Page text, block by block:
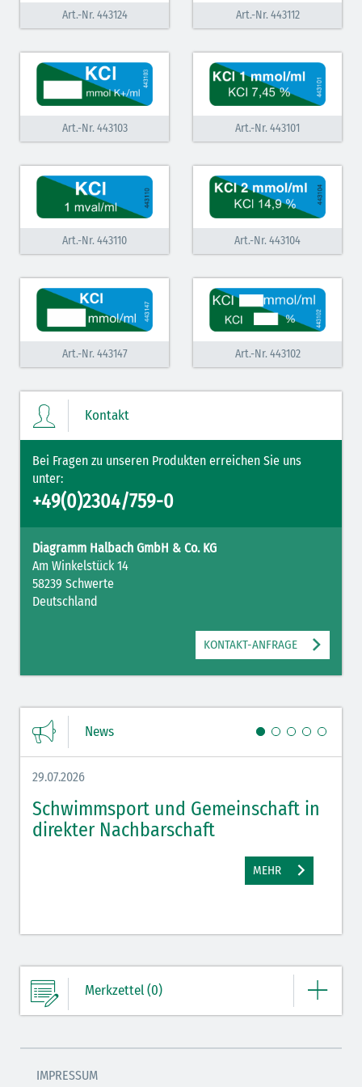
Inodilatatoren (rot-grün)
Antiarrhythmika (rot-blau)
Elektrolyte (grün-pink)
Elektrolyte Kalium (grün-blau)
Elektrolyte NaCl (grün)
Hormone (braun-beige)
Hormone Insulin (braun-gelb)
Art.-Nr. 443124 Art.-Nr. 443112
Art.-Nr. 443103 Art.-Nr. 443101
Art.-Nr. 443110 Art.-Nr. 443104
Art.-Nr. 443147 Art.-Nr. 443102
Kontakt
Bei Fragen zu unseren Produkten erreichen Sie uns
unter:
+49(0)2304/759-0
Diagramm Halbach GmbH & Co. KG
Am Winkelstück 14
58239 Schwerte
Deutschland
KONTAKT-ANFRAGE
News
29.07.2026
Schwimmsport und Gemeinschaft in
direkter Nachbarschaft
MEHR
Merkzettel (0)
IMPRESSUM